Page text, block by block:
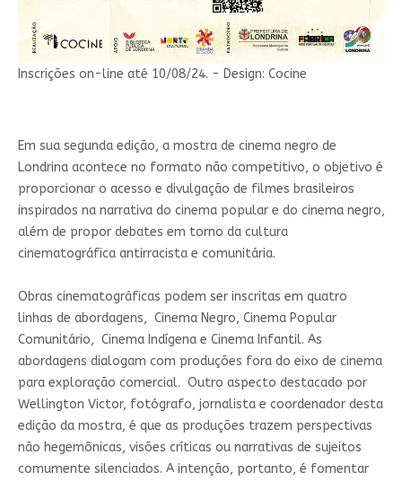
Inscrições on-line até 10/08/24. - Design: Cocine
Em sua segunda edição, a mostra de cinema negro de
Londrina acontece no formato não competitivo, o objetivo é
proporcionar o acesso e divulgação de filmes brasileiros
inspirados na narrativa do cinema popular e do cinema negro,
além de propor debates em torno da cultura
cinematográfica antirracista e comunitária.
Obras cinematográficas podem ser inscritas em quatro
linhas de abordagens, Cinema Negro, Cinema Popular
Comunitário, Cinema Indígena e Cinema Infantil. As
abordagens dialogam com produções fora do eixo de cinema
para exploração comercial. Outro aspecto destacado por
Wellington Victor, fotógrafo, jornalista e coordenador desta
edição da mostra, é que as produções trazem perspectivas
não hegemônicas, visões críticas ou narrativas de sujeitos
comumente silenciados. A intenção, portanto, é fomentar